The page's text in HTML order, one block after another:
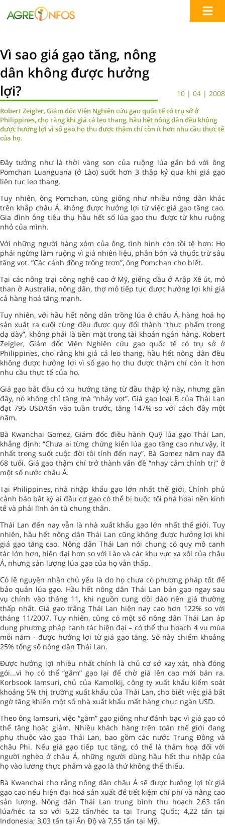
Vì sao giá gạo tăng, nông
dân không được hưởng
lợi?
10 | 04 | 2008
Robert Zeigler, Giám đốc Viện Nghiên cứu gạo quốc tế có trụ sở ở
Philippines, cho rằng khi giá cả leo thang, hầu hết nông dân đều không
được hưởng lợi vì số gạo họ thu được thậm chí còn ít hơn nhu cầu thực tế
của họ.
Đây tưởng như là thời vàng son của ruộng lúa gắn bó với ông
Pomchan Luanguana (ở Lào) suốt hơn 3 thập kỷ qua khi giá gạo
liên tục leo thang.
Tuy nhiên, ông Pomchan, cũng giống như nhiều nông dân khác
trên khắp châu Á, không được hưởng lợi từ việc giá gạo tăng cao.
Gia đình ông tiêu thụ hầu hết số lúa gạo thu được từ khu ruộng
nhỏ của mình.
Với những người hàng xóm của ông, tình hình còn tồi tệ hơn: Họ
phải ngừng làm ruộng vì giá nhiên liệu, phân bón và thuốc trừ sâu
tăng vọt. “Các cánh đồng trống trơn”, ông Pomchan cho biết.
Tại các nông trại công nghệ cao ở Mỹ, giếng dầu ở Arập Xê út, mỏ
than ở Australia, nông dân, thợ mỏ tiếp tục được hưởng lợi khi giá
cả hàng hoá tăng mạnh.
Tuy nhiên, với hầu hết nông dân trồng lúa ở châu Á, hàng hoá họ
sản xuất ra cuối cùng đều được quy đổi thành “thực phẩm trong
dạ dày”, không phải là tiền mặt trong tài khoản ngân hàng. Robert
Zeigler, Giám đốc Viện Nghiên cứu gạo quốc tế có trụ sở ở
Philippines, cho rằng khi giá cả leo thang, hầu hết nông dân đều
không được hưởng lợi vì số gạo họ thu được thậm chí còn ít hơn
nhu cầu thực tế của họ.
Giá gạo bắt đầu có xu hướng tăng từ đầu thập kỷ này, nhưng gần
đây, nó không chỉ tăng mà “nhảy vọt”. Giá gạo loại B của Thái Lan
đạt 795 USD/tấn vào tuần trước, tăng 147% so với cách đây một
năm.
Bà Kwanchai Gomez, Giám đốc điều hành Quỹ lúa gạo Thái Lan,
khẳng định: “Chưa ai từng chứng kiến lúa gạo tăng cao như vậy, ít
nhất trong suốt cuộc đời tôi tính đến nay”. Bà Gomez năm nay đã
68 tuổi. Giá gạo thậm chí trở thành vấn đề “nhạy cảm chính trị” ở
một số nước châu Á.
Tại Philippines, nhà nhập khẩu gạo lớn nhất thế giới, Chính phủ
cảnh báo bất kỳ ai đầu cơ gạo có thể bị buộc tội phá hoại nền kinh
tế và phải lĩnh án tù chung thân.
Thái Lan đến nay vẫn là nhà xuất khẩu gạo lớn nhất thế giới. Tuy
nhiên, hầu hết nông dân Thái Lan cũng không được hưởng lợi khi
giá gạo tăng cao. Nông dân Thái Lan nói chung có quy mô canh
tác lớn hơn, hiện đại hơn so với Lào và các khu vực xa xôi của châu
Á, nhưng sản lượng lúa gạo của họ vẫn thấp.
Có lẽ nguyên nhân chủ yếu là do họ chưa có phương pháp tốt để
bảo quản lúa gạo. Hầu hết nông dân Thái Lan bán gạo ngay sau
vụ chính vào tháng 11, khi nguồn cung dồi dào nên giá thường
thấp nhất. Giá gạo trắng Thái Lan hiện nay cao hơn 122% so với
tháng 11/2007. Tuy nhiên, cũng có một số nông dân Thái Lan áp
dụng phương pháp canh tác hiện đại – có thể thu hoạch 4 vụ mùa
mỗi năm - được hưởng lợi từ giá gạo tăng. Số này chiếm khoảng
25% tổng số nông dân Thái Lan.
Được hưởng lợi nhiều nhất chính là chủ cơ sở xay xát, nhà đóng
gói...vì họ có thể “găm” gạo lại để chờ giá lên cao mới bán ra.
Korbsook Iamsuri, chủ của Kamolkij, công ty xuất khẩu kiểm soát
khoảng 5% thị trường xuất khẩu của Thái Lan, cho biết việc giá bất
ngờ tăng khiến một số nhà xuất khẩu mất hàng chục ngàn USD.
Theo ông Iamsuri, việc “găm” gạo giống như đánh bạc vì giá gạo có
thể tăng hoặc giảm. Nhiều khách hàng trên toàn thế giới đang
phụ thuộc vào gạo Thái Lan, bao gồm các nước Trung Đông và
châu Phi. Nếu giá gạo tiếp tục tăng, có thể là thảm hoạ đối với
người nghèo ở châu Á, những người dùng hầu hết thu nhập của
họ vào lương thực phẩm và gạo là thứ không thể thiếu.
Bà Kwanchai cho rằng nông dân châu Á sẽ được hưởng lợi từ giá
gạo cao nếu hiện đại hoá sản xuất để tiết kiệm chí phí và nâng cao
sản lượng. Nông dân Thái Lan trung bình thu hoạch 2,63 tấn
lúa/héc ta so với 6,22 tấn/héc ta tại Trung Quốc; 4,22 tấn tại
Indonesia; 3,03 tấn tại Ấn Độ và 7,55 tấn tại Mỹ.